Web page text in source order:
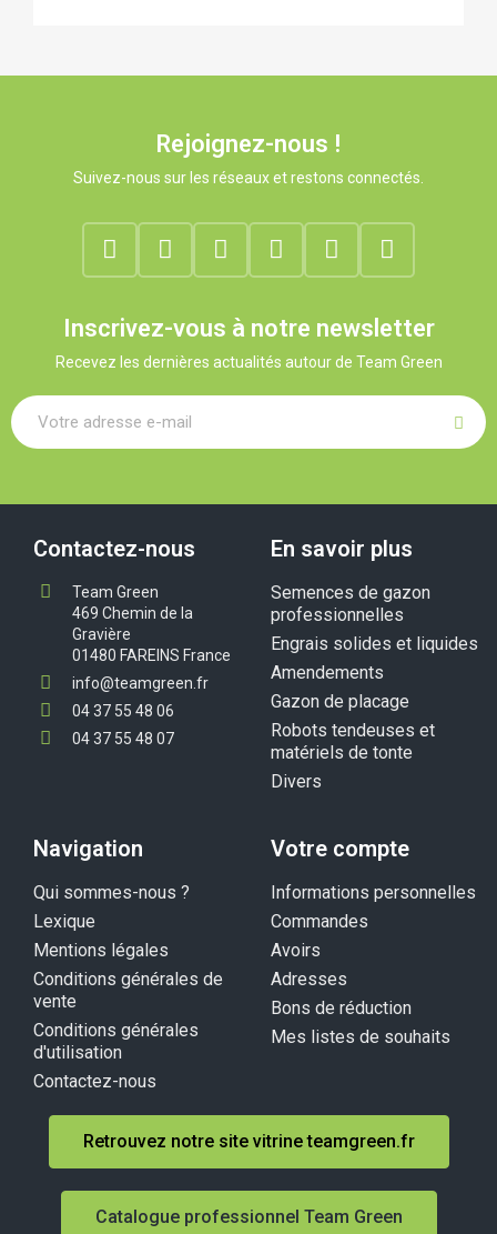
Rejoignez-nous !
Suivez-nous sur les réseaux et restons connectés.
Inscrivez-vous à notre newsletter
Recevez les dernières actualités autour de Team Green
Contactez-nous
Team Green
469 Chemin de la
Gravière
01480 FAREINS France
info@teamgreen.fr
04 37 55 48 06
04 37 55 48 07
En savoir plus
Semences de gazon
professionnelles
Engrais solides et liquides
Amendements
Gazon de placage
Robots tendeuses et
matériels de tonte
Divers
Navigation
Qui sommes-nous ?
Lexique
Mentions légales
Conditions générales de
vente
Conditions générales
d'utilisation
Contactez-nous
Votre compte
Informations personnelles
Commandes
Avoirs
Adresses
Bons de réduction
Mes listes de souhaits
Retrouvez notre site vitrine teamgreen.fr
Catalogue professionnel Team Green